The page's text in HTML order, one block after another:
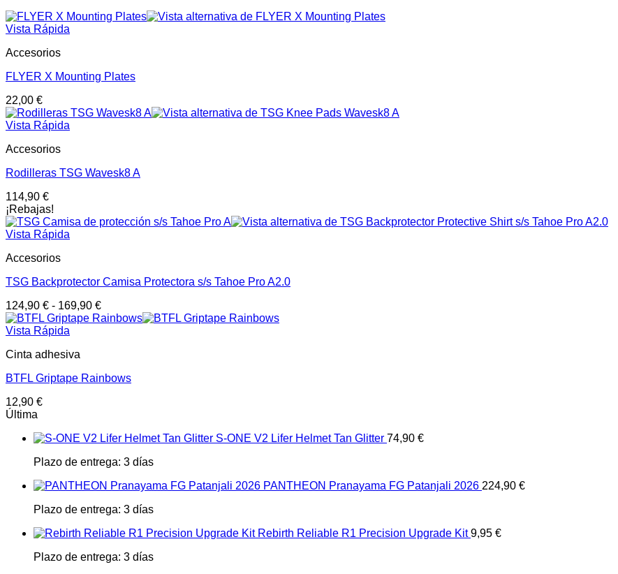
Vista Rápida
Accesorios
FLYER X Mounting Plates
22,00 €
Vista Rápida
Accesorios
Rodilleras TSG Wavesk8 A
114,90 €
¡Rebajas!
Vista Rápida
Accesorios
TSG Backprotector Camisa Protectora s/s Tahoe Pro A2.0
124,90 € - 169,90 €
Vista Rápida
Cinta adhesiva
BTFL Griptape Rainbows
12,90 €
Última
S-ONE V2 Lifer Helmet Tan Glitter 74,90 €
Plazo de entrega: 3 días
PANTHEON Pranayama FG Patanjali 2026 224,90 €
Plazo de entrega: 3 días
Rebirth Reliable R1 Precision Upgrade Kit 9,95 €
Plazo de entrega: 3 días